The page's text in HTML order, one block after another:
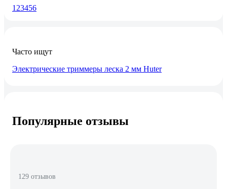
1 23456
Часто ищут
Электрические триммеры леска 2 мм Huter
Популярные отзывы
129 отзывов